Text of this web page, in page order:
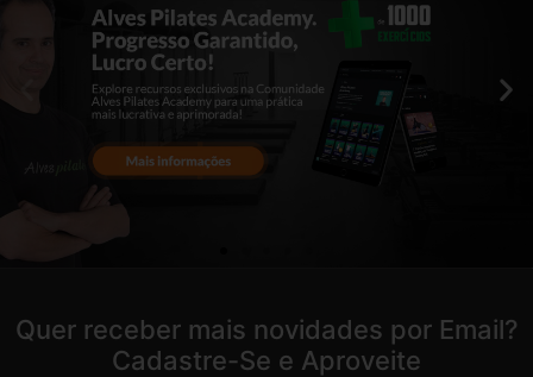
Quer receber mais novidades por Email?
Cadastre-Se e Aproveite